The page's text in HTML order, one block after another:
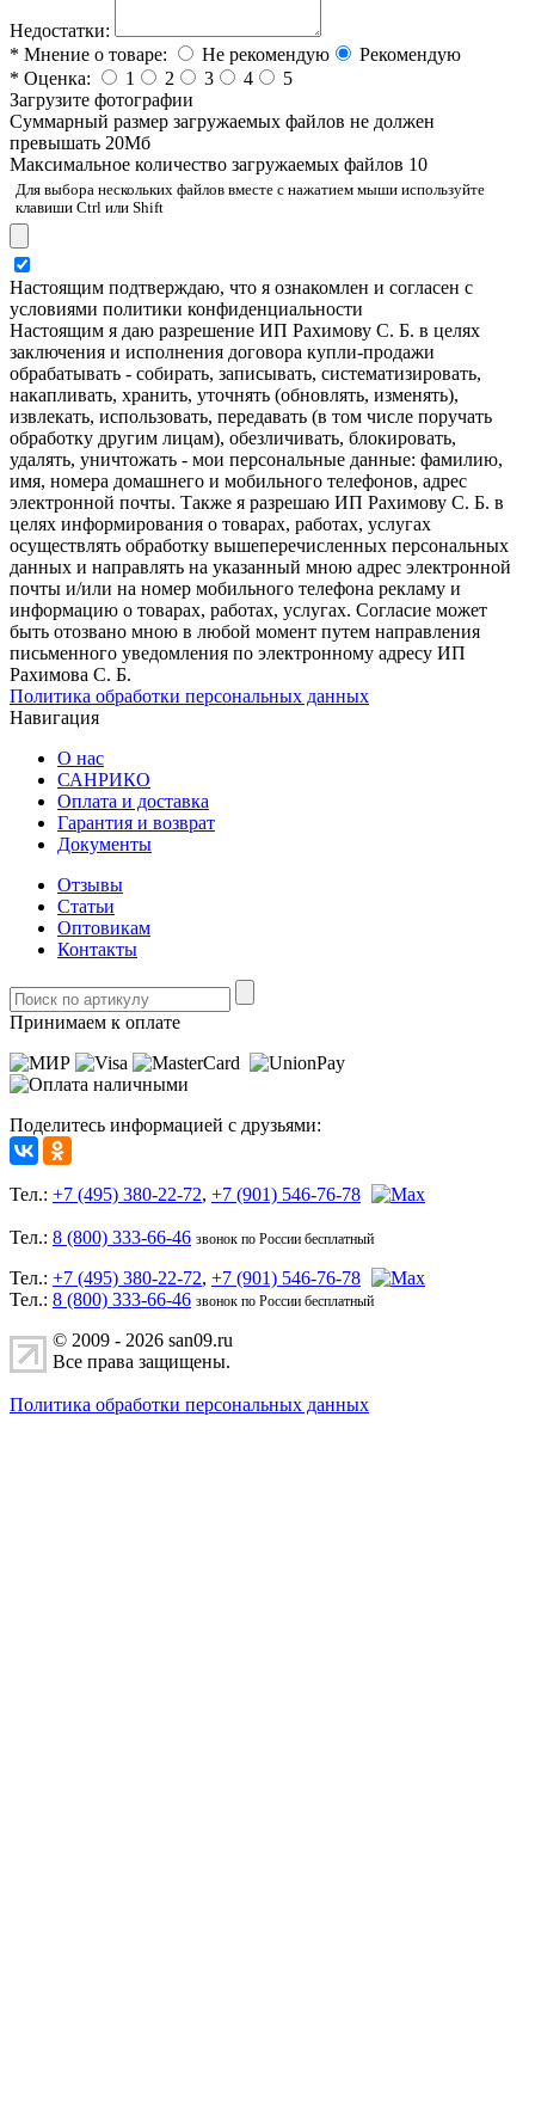
Недостатки:
* Мнение о товаре: Не рекомендую
Рекомендую
* Оценка: 1 2 3 4
5
Загрузите фотографии
Cуммарный размер загружаемых файлов не должен
превышать 20Мб
Максимальное количество загружаемых файлов 10
Для выбора нескольких файлов вместе с нажатием мыши используйте
клавиши Ctrl или Shift
Настоящим подтверждаю, что я ознакомлен и согласен с
условиями политики конфиденциальности
Настоящим я даю разрешение ИП Рахимову С. Б. в целях
заключения и исполнения договора купли-продажи
обрабатывать - собирать, записывать, систематизировать,
накапливать, хранить, уточнять (обновлять, изменять),
извлекать, использовать, передавать (в том числе поручать
обработку другим лицам), обезличивать, блокировать,
удалять, уничтожать - мои персональные данные: фамилию,
имя, номера домашнего и мобильного телефонов, адрес
электронной почты. Также я разрешаю ИП Рахимову С. Б. в
целях информирования о товарах, работах, услугах
осуществлять обработку вышеперечисленных персональных
данных и направлять на указанный мною адрес электронной
почты и/или на номер мобильного телефона рекламу и
информацию о товарах, работах, услугах. Согласие может
быть отозвано мною в любой момент путем направления
письменного уведомления по электронному адресу ИП
Рахимова С. Б.
Политика обработки персональных данных
Навигация
О нас
САНРИКО
Оплата и доставка
Гарантия и возврат
Документы
Отзывы
Статьи
Оптовикам
Контакты
Принимаем к оплате
Поделитесь информацией с друзьями:
Тел.: +7 (495) 380-22-72, +7 (901) 546-76-78
Тел.: 8 (800) 333-66-46 звонок по России бесплатный
Тел.: +7 (495) 380-22-72, +7 (901) 546-76-78
Тел.: 8 (800) 333-66-46 звонок по России бесплатный
© 2009 - 2026 san09.ru
Все права защищены.
Политика обработки персональных данных